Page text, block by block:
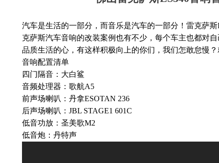
汽车是生活的一部分，而音乐是汽车的一部分！雷克萨
克萨斯汽车音响的改装案例也有不少，每个车主也都对
品质生活的心，有这样积极向上的你们，我们怎敢怠慢
音响配置清单
四门隔音：大白鲨
音频处理器：歌航A5
前声场喇叭：丹拿ESOTAN 236
后声场喇叭：JBL STAGE1 601C
低音功放：圣美歌M2
低音炮：丹特声